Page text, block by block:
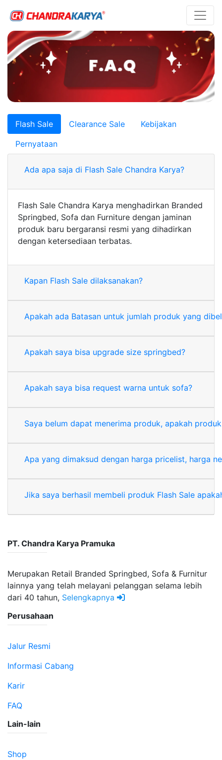
Flash Sale Clearance Sale
Kebijakan
Pernyataan
Ada apa saja di Flash Sale Chandra Karya?
Flash Sale Chandra Karya menghadirkan Branded
Springbed, Sofa dan Furniture dengan jaminan
produk baru bergaransi resmi yang dihadirkan
dengan ketersediaan terbatas.
Kapan Flash Sale dilaksanakan?
Apakah ada Batasan untuk jumlah produk yang
Apakah saya bisa upgrade size springbed?
Apakah saya bisa request warna untuk sofa?
Saya belum dapat menerima produk, apakah
Apa yang dimaksud dengan harga pricelist, harga
Jika saya berhasil membeli produk Flash Sale
PT. Chandra Karya Pramuka
Merupakan Retail Branded Springbed, Sofa & Furnitur
lainnya yang telah melayani pelanggan selama lebih
dari 40 tahun, Selengkapnya
Perusahaan
Jalur Resmi
Informasi Cabang
Karir
FAQ
Lain-lain
Shop